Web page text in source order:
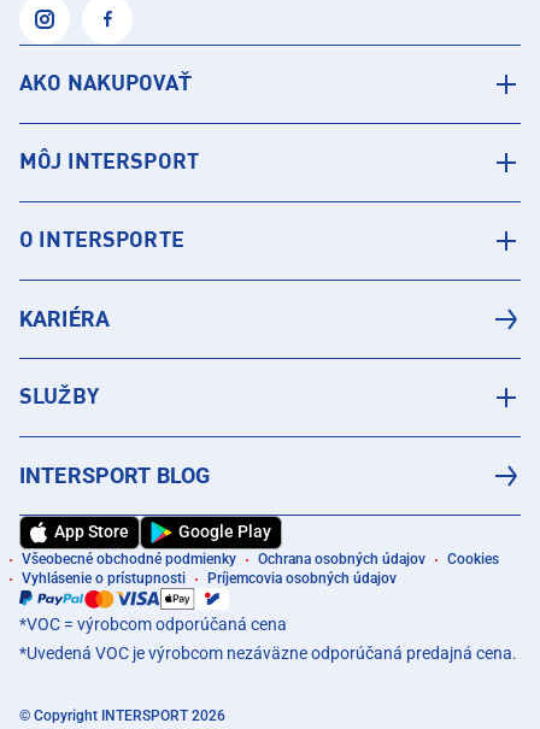
AKO NAKUPOVAŤ
MÔJ INTERSPORT
O INTERSPORTE
KARIÉRA
SLUŽBY
INTERSPORT BLOG
App Store Google Play
Všeobecné obchodné podmienky Ochrana osobných údajov
Cookies
Vyhlásenie o prístupnosti
Príjemcovia osobných údajov
*VOC = výrobcom odporúčaná cena
*Uvedená VOC je výrobcom nezáväzne odporúčaná predajná cena.
© Copyright INTERSPORT 2026